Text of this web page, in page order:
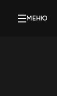
МЕНЮ